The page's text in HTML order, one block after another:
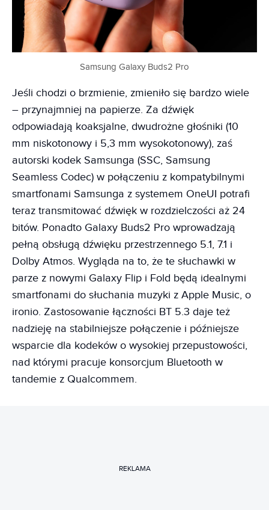
Samsung Galaxy Buds2 Pro
Jeśli chodzi o brzmienie, zmieniło się bardzo wiele
– przynajmniej na papierze. Za dźwięk
odpowiadają koaksjalne, dwudrożne głośniki (10
mm niskotonowy i 5,3 mm wysokotonowy), zaś
autorski kodek Samsunga (SSC, Samsung
Seamless Codec) w połączeniu z kompatybilnymi
smartfonami Samsunga z systemem OneUI potrafi
teraz transmitować dźwięk w rozdzielczości aż 24
bitów. Ponadto Galaxy Buds2 Pro wprowadzają
pełną obsługą dźwięku przestrzennego 5.1, 7.1 i
Dolby Atmos. Wygląda na to, że te słuchawki w
parze z nowymi Galaxy Flip i Fold będą idealnymi
smartfonami do słuchania muzyki z Apple Music, o
ironio. Zastosowanie łączności BT 5.3 daje też
nadzieję na stabilniejsze połączenie i późniejsze
wsparcie dla kodeków o wysokiej przepustowości,
nad którymi pracuje konsorcjum Bluetooth w
tandemie z Qualcommem.
REKLAMA